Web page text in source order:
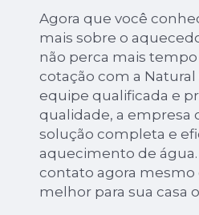
Agora que você
mais sobre o
não perca mais
cotação com a Natural
equipe qualificada e
qualidade, a empresa
solução completa e
aquecimento de
contato agora mesmo
melhor para sua casa